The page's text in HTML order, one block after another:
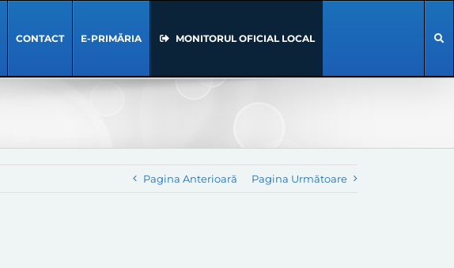
CONTACT E-PRIMĂRIA MONITORUL OFICIAL LOCAL
Pagina Anterioară Pagina Următoare